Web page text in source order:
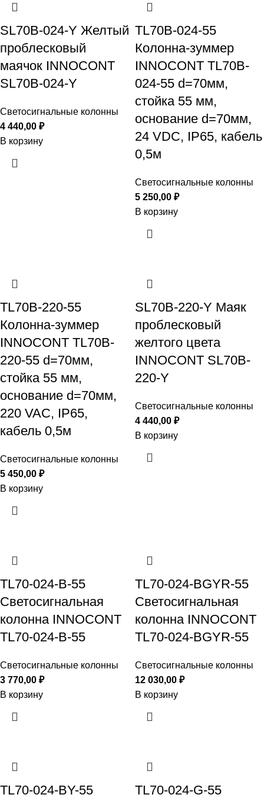
SL70B-024-Y Желтый
проблесковый
маячок INNOCONT
SL70B-024-Y
Светосигнальные колонны
4 440,00 ₽
В корзину
TL70B-024-55
Колонна-зуммер
INNOCONT TL70B-
024-55 d=70мм,
стойка 55 мм,
основание d=70мм,
24 VDC, IP65, кабель
0,5м
Светосигнальные колонны
5 250,00 ₽
В корзину
TL70B-220-55
Колонна-зуммер
INNOCONT TL70B-
220-55 d=70мм,
стойка 55 мм,
основание d=70мм,
220 VAC, IP65,
кабель 0,5м
Светосигнальные колонны
5 450,00 ₽
В корзину
SL70B-220-Y Маяк
проблесковый
желтого цвета
INNOCONT SL70B-
220-Y
Светосигнальные колонны
4 440,00 ₽
В корзину
TL70-024-B-55
Светосигнальная
колонна INNOCONT
TL70-024-B-55
Светосигнальные колонны
3 770,00 ₽
В корзину
TL70-024-BGYR-55
Светосигнальная
колонна INNOCONT
TL70-024-BGYR-55
Светосигнальные колонны
12 030,00 ₽
В корзину
TL70-024-BY-55
TL70-024-G-55